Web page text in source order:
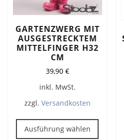
GARTENZWERG MIT
AUSGESTRECKTEM
MITTELFINGER H32
CM
39,90 €
inkl. MwSt.
zzgl. Versandkosten
Ausführung wählen
Dieses